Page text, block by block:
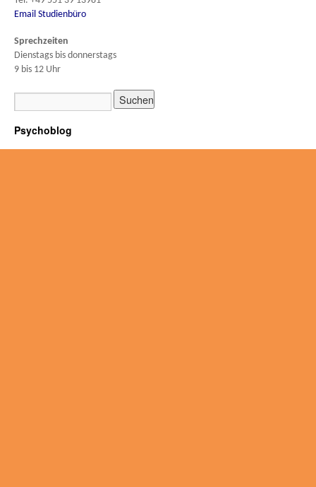
Email Studienbüro
Sprechzeiten
Dienstags bis donnerstags
9 bis 12 Uhr
Psychoblog